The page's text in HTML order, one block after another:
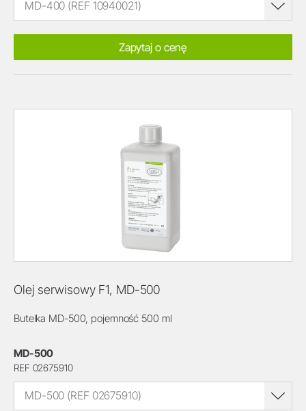
MD-400 (REF 10940021)
Zapytaj o cenę
Olej serwisowy F1, MD-500
Butelka MD-500, pojemność 500 ml
MD-500
REF 02675910
MD-500 (REF 02675910)